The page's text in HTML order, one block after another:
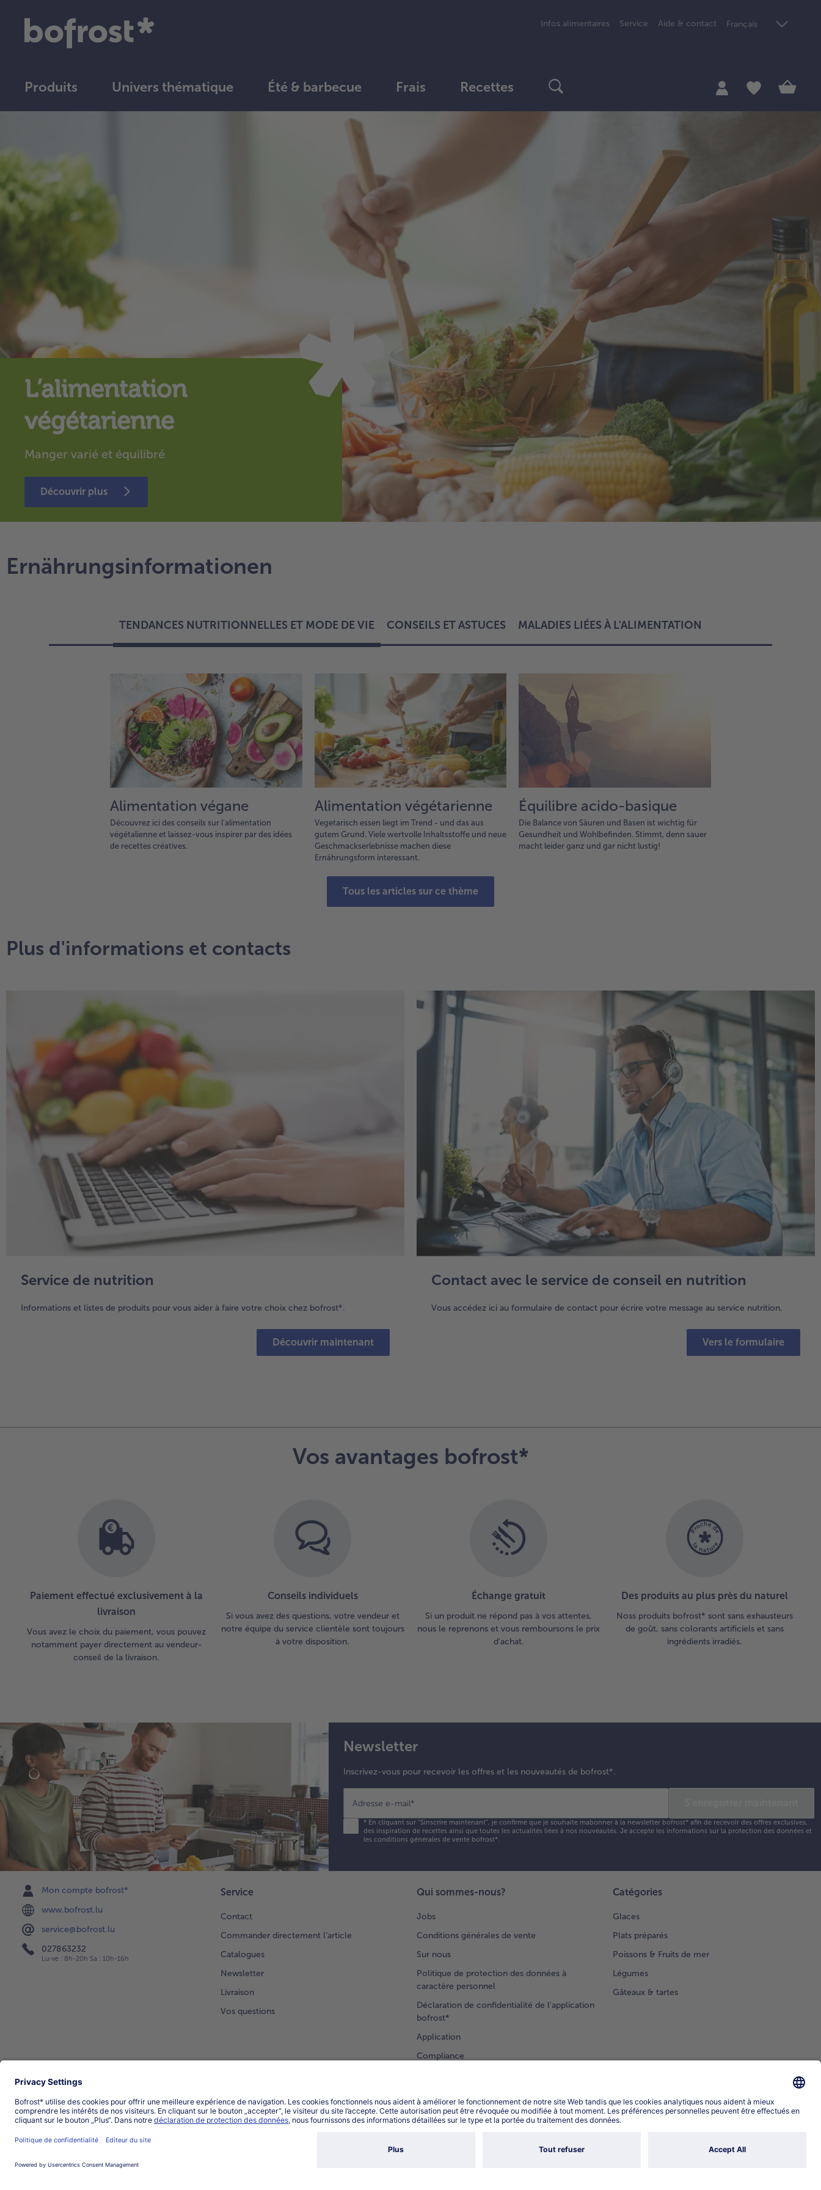
Infos alimentaires Service Aide & contact Français
Produits Univers thématique Été & barbecue Frais Recettes
L’alimentation
végétarienne
Manger varié et équilibré
Découvrir plus
Ernährungsinformationen
TENDANCES NUTRITIONNELLES ET MODE DE VIE
Alimentation végane
Découvrez ici des conseils sur l'alimentation
végétalienne et laissez-vous inspirer par des idées
de recettes créatives.
Alimentation végétarienne
Vegetarisch essen liegt im Trend - und das aus
gutem Grund. Viele wertvolle Inhaltsstoffe und neue
Geschmackserlebnisse machen diese
Ernährungsform interessant.
Équilibre acido-basique
Die Balance von Säuren und Basen ist wichtig für
Gesundheit und Wohlbefinden. Stimmt, denn sauer
macht leider ganz und gar nicht lustig!
CONSEILS ET ASTUCES MALADIES LIÉES À L'ALIMENTATION
Tous les articles sur ce thème
Plus d'informations et contacts
Service de nutrition
Informations et listes de produits pour vous aider à faire votre choix chez bofrost*.
Découvrir maintenant
Contact avec le service de conseil en nutrition
Vous accédez ici au formulaire de contact pour écrire votre message au service nutrition.
Vers le formulaire
Vos avantages bofrost*
Paiement effectué exclusivement à la
livraison
Vous avez le choix du paiement, vous pouvez
notamment payer directement au vendeur-
conseil de la livraison.
Conseils individuels
Si vous avez des questions, votre vendeur et
notre équipe du service clientèle sont toujours
à votre disposition.
Échange gratuit
Si un produit ne répond pas à vos attentes,
nous le reprenons et vous remboursons le prix
d'achat.
Des produits au plus près du naturel
Noss produits bofrost* sont sans exhausteurs
de goût, sans colorants artificiels et sans
ingrédients irradiés.
Newsletter
Inscrivez-vous pour recevoir les offres et les nouveautés de bofrost*.
Adresse e-mail*
*En cliquant sur "Sinscrire maintenant", je confirme que je souhaite mabonner à la newsletter bofrost* afin de recevoir des offres exclusives,
des inspiration de recettes ainsi que toutes les actualités liées à nos nouveautés. Je accepte les informations sur la protection des données et
les conditions générales de vente bofrost*.
Mon compte bofrost*
www.bofrost.lu
service@bofrost.lu
027863232
Lu-ve : 8h-20h Sa : 10h-16h
Service
Contact
Commander directement l’article
Catalogues
Newsletter
Livraison
Vos questions
Qui sommes-nous?
Jobs
Conditions générales de vente
Sur nous
Politique de protection des données à
caractère personnel
Déclaration de confidentialité de l'application
bofrost*
Application
Compliance
Catégories
Glaces
Plats préparés
Poissons & Fruits de mer
Légumes
Gâteaux & tartes